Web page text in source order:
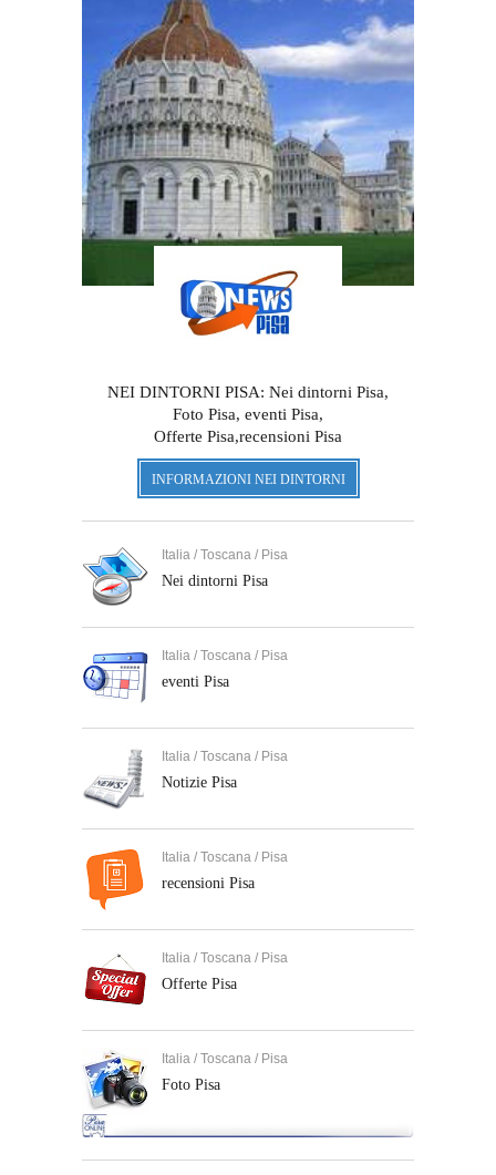
NEI DINTORNI PISA: Nei dintorni Pisa,
Foto Pisa, eventi Pisa,
Offerte Pisa,recensioni Pisa
INFORMAZIONI NEI DINTORNI
Italia / Toscana / Pisa
Nei dintorni Pisa
Italia / Toscana / Pisa
eventi Pisa
Italia / Toscana / Pisa
Notizie Pisa
Italia / Toscana / Pisa
recensioni Pisa
Italia / Toscana / Pisa
Offerte Pisa
Italia / Toscana / Pisa
Foto Pisa